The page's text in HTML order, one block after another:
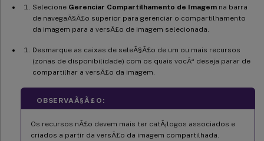
Selecione Gerenciar Compartilhamento de Imagem na barra
de navegaÃ§Ã£o superior para gerenciar o compartilhamento
da imagem para a versÃ£o de imagem selecionada.
Desmarque as caixas de seleÃ§Ã£o de um ou mais recursos
(zonas de disponibilidade) com os quais vocÃª deseja parar de
compartilhar a versÃ£o da imagem.
OBSERVAÃ§Ã£O:
Os recursos nÃ£o devem mais ter catÃ¡logos associados e
criados a partir da versÃ£o da imagem compartilhada.